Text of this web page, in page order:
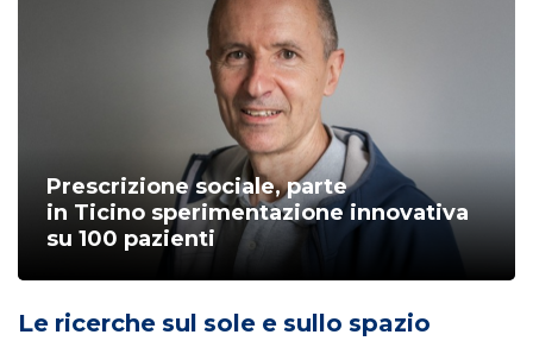
Prescrizione sociale, parte
in Ticino sperimentazione innovativa
su 100 pazienti
Le ricerche sul sole e sullo spazio